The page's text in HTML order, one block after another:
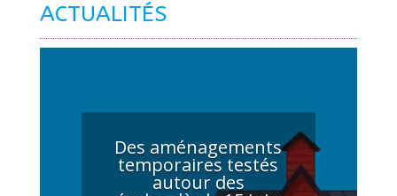
ACTUALITÉS
Des aménagements
temporaires testés
autour des